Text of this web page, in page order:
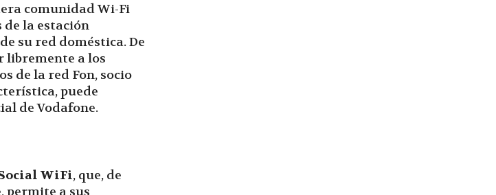
comunidad Wi-Fi
la estación
su red doméstica. De
libremente a los
de la red Fon, socio
puede
de Vodafone.
WiFi, que, de
permite a sus